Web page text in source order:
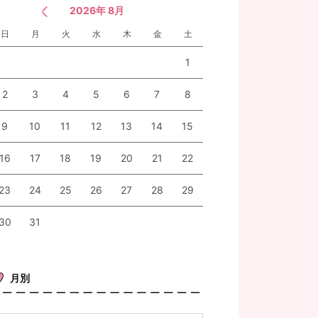
2026年 8月
日 月 火 水 木 金 土
1
2 3 4 5 6 7 8
9 10 11 12 13 14 15
17 18 19 20 21 22
24 25 26 27 28 29
31
月別